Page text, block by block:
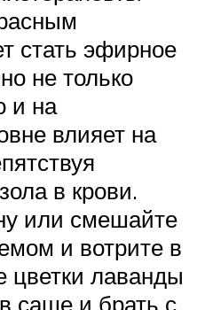
стать эфирное
не только
и на
влияет на
в крови.
или смешайте
и вотрите в
лаванды
саше и брать с